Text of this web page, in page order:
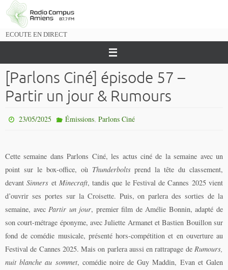
Passer
vers
ECOUTE EN DIRECT
[Parlons Ciné] épisode 57 –
Partir un jour & Rumours
23/05/2025 Émissions, Parlons Ciné
Cette semaine dans Parlons Ciné, les actus ciné de la semaine avec un
point sur le box-office, où Thunderboltsprend la tête du classement,
devantSinners et Minecraft, tandis que le Festival de Cannes 2025 vient
d’ouvrir ses portes sur la Croisette. Puis, on parlera des sorties de la
semaine, avecPartir un jour, premier film de Amélie Bonnin, adapté de
son court-métrage éponyme, avec Juliette Armanet et Bastien Bouillon sur
fond de comédie musicale, présenté hors-compétition et en ouverture au
Festival de Cannes 2025. Mais on parlera aussi en rattrapage de Rumours,
nuit blanche au sommet, comédie noire de Guy Maddin, Evan et Galen